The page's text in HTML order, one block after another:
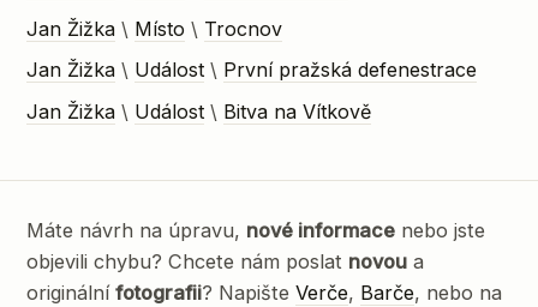
Jan Žižka \ Místo \ Trocnov
Jan Žižka \ Událost \ První pražská defenestrace
Jan Žižka \ Událost \ Bitva na Vítkově
Máte návrh na úpravu, nové informace nebo jste
objevili chybu? Chcete nám poslat novou a
originálnífotografii? NapišteVerče, Barče, nebo na